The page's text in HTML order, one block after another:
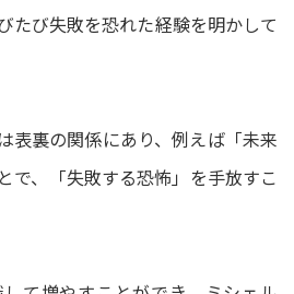
たび失敗を恐れた経験を明かして
表裏の関係にあり、例えば「未来
で、「失敗する恐怖」を手放すこ